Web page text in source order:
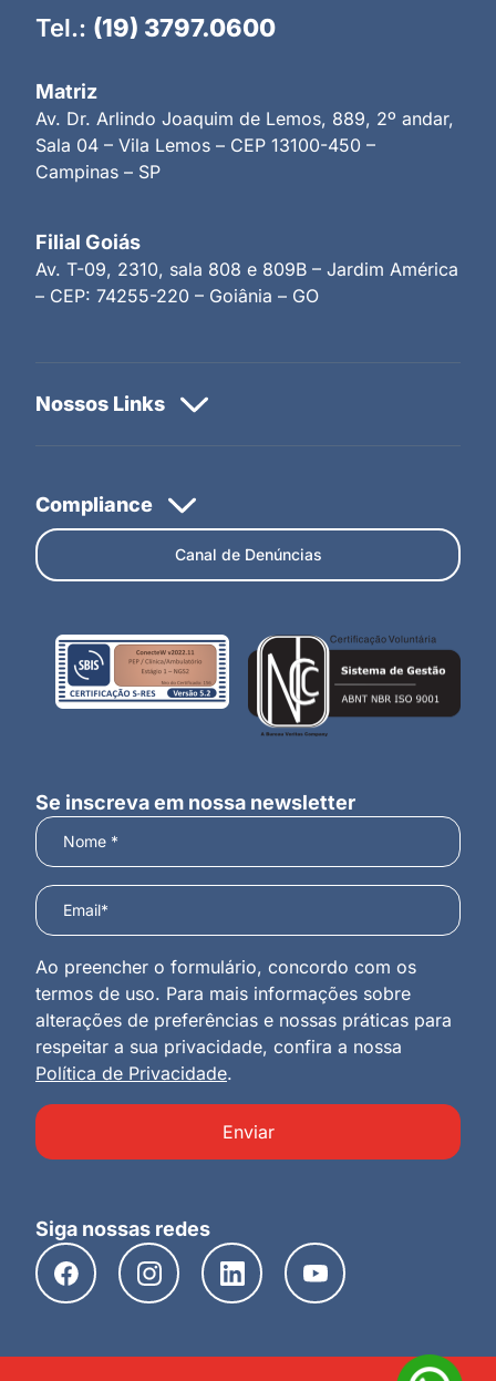
Tel.: (19) 3797.0600
Matriz
Av. Dr. Arlindo Joaquim de Lemos, 889, 2º andar,
Sala 04 – Vila Lemos – CEP 13100-450 –
Campinas – SP
Filial Goiás
Av. T-09, 2310, sala 808 e 809B – Jardim América
– CEP: 74255-220 – Goiânia – GO
Canal de Denúncias
Se inscreva em nossa newsletter
Ao preencher o formulário, concordo com os
termos de uso. Para mais informações sobre
alterações de preferências e nossas práticas para
respeitar a sua privacidade, confira a nossa
Política de Privacidade.
Enviar
Siga nossas redes